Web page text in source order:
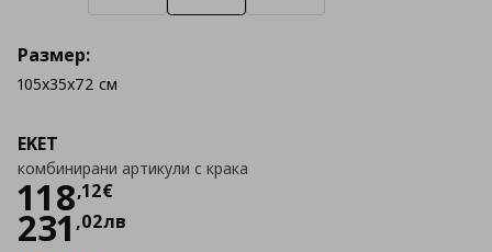
EKET
комбинирани артикули с крака
118,12€
Цена
231 ,02лв
Размер:
105x35x72 см